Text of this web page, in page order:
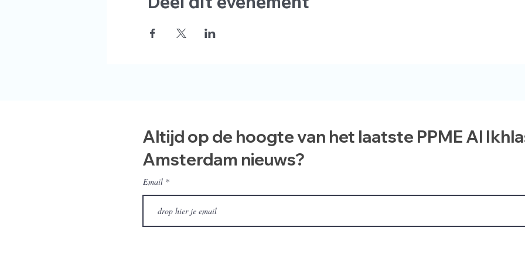
Altijd op de hoogte van het laatste PPME Al
Amsterdam nieuws?
Email